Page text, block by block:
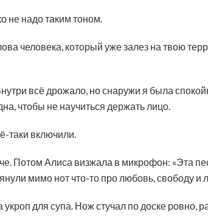
не надо таким тоном.
человека, который уже залез на твою
всё дрожало, но снаружи я была
чтобы не научиться держать лицо.
таки включили.
Потом Алиса визжала в микрофон: «Эта
мимо нот что-то про любовь, свободу и
укроп для супа. Нож стучал по доске ровно,